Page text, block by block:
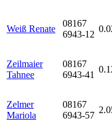
Weiß Renate
08167
6943-12
Zeilmaier
Tahnee
08167
6943-41
Zelmer
Mariola
08167
6943-57